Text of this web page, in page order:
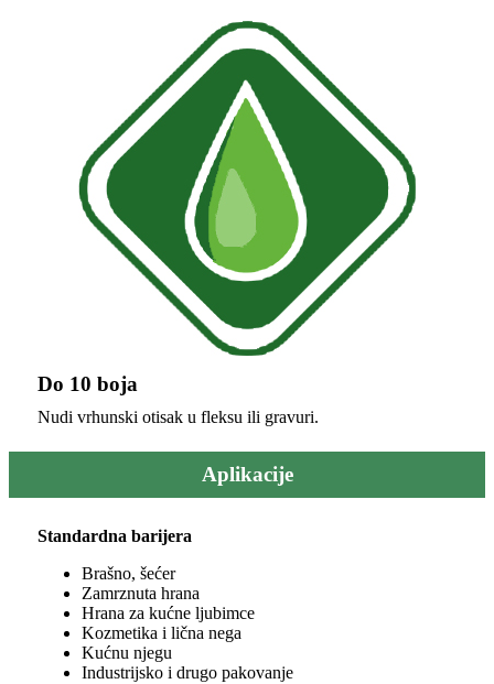
Do 10 boja
Nudi vrhunski otisak u fleksu ili gravuri.
Aplikacije
Standardna barijera
Brašno, šećer
Zamrznuta hrana
Hrana za kućne ljubimce
Kozmetika i lična nega
Kućnu njegu
Industrijsko i drugo pakovanje